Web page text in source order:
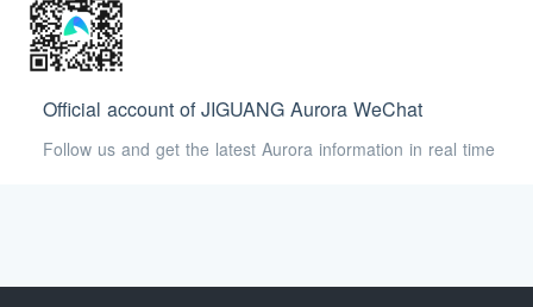
Official account of JIGUANG Aurora WeChat
Follow us and get the latest Aurora information in real time